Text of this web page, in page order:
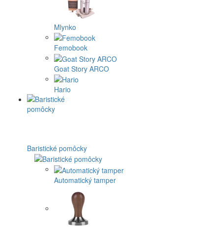
Mlynko
Femobook
Goat Story ARCO
Hario
Baristické pomôcky
Automatický tamper